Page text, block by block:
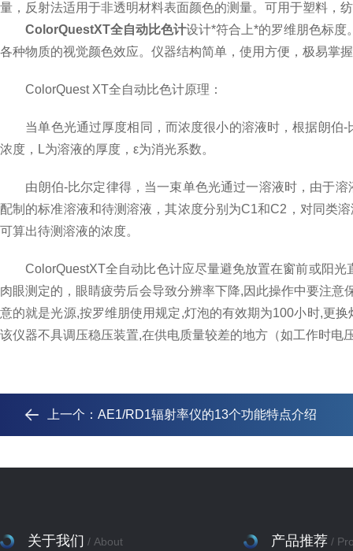
量，反射法适用于非透明材料表面颜色的测量。可用于塑料，
ColorQuestXT全自动比色计设计*符合上*的罗维朋色标度
各种物质的视觉颜色效应。仪器结构简单，使用方便，极易掌
ColorQuest XT全自动比色计原理：
当单色光通过厚度相同，而浓度很小的溶液时，根据朗伯-
浓度，L为溶液的厚度，ε为消光系数。
由朗伯-比尔定律得，当一束单色光通过一溶液时，由于溶
配制的标准溶液和待测溶液，其浓度分别为C1和C2，对同类
可算出待测溶液的浓度。
ColorQuestXT全自动比色计应尽量避免放置在窗前或阳光
肉眼测定的，眼睛疲劳后会导致分辨率下降,因此操作中要注
意的就是光源,按罗维朋使用规定,灯泡的有效期为100小时,更
该仪器不具调压稳压装置,在供电质量较差的地方（如工作时
上一个： AE1/RD1辐射率仪的13个功能特点介绍
关于我们 / About 产品推荐 /